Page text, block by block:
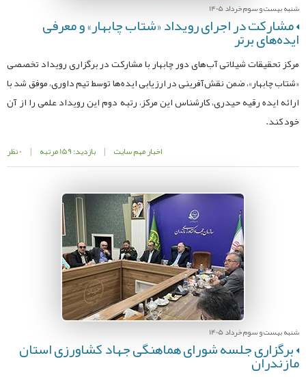
شنبه بیست و سوم خرداد 1405
مشارکت در اجرای رویداد «شتاب چابهار» و معرفی
ایده‌های برتر
مرکز تحقیقات شیلاتی آب‌های دور چابهار با مشارکت در برگزاری رویداد تخصصی
«شتاب چابهار»، ضمن نقش‌آفرینی در ارزیابی ایده‌ها توسط تیم داوری، موفق شد با
ارائه ایده رقیه حیدری، کارشناس این مرکز، رتبه دوم این رویداد علمی را از آن
خود کند.
اخبار مهم سایت | بازدید: 159 مرتبه | 0 نظر
شنبه بیست و سوم خرداد 1405
برگزاری جلسه شورای هماهنگی جهاد کشاورزی استان
مازندران